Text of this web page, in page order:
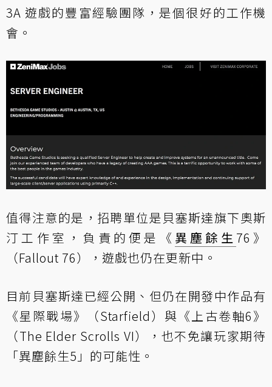
3A 遊戲的豐富經驗團隊，是個很好的工作機
會。
值得注意的是，招聘單位是貝塞斯達旗下奧斯
汀工作室，負責的便是《 異塵餘生 76》
（Fallout 76），遊戲也仍在更新中。
目前貝塞斯達已經公開、但仍在開發中作品有
《星際戰場》（Starfield）與《上古卷軸6》
（The Elder Scrolls VI），也不免讓玩家期待
「異塵餘生5」的可能性。